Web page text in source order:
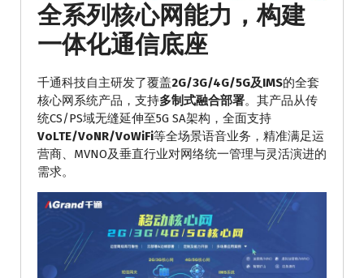
全系列核心网能力，构建
一体化通信底座
千通科技自主研发了覆盖2G/3G/4G/5G及IMS的全套
核心网系统产品，支持多制式融合部署。其产品从传
统CS/PS域无缝延伸至5G SA架构，全面支持
VoLTE/VoNR/VoWiFi等全场景语音业务，精准满足运
营商、MVNO及垂直行业对网络统一管理与灵活演进的
需求。